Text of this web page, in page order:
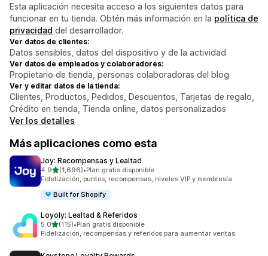
Esta aplicación necesita acceso a los siguientes datos para
funcionar en tu tienda. Obtén más información en la política de
privacidad del desarrollador.
Ver datos de clientes:
Datos sensibles, datos del dispositivo y de la actividad
Ver datos de empleados y colaboradores:
Propietario de tienda, personas colaboradoras del blog
Ver y editar datos de la tienda:
Clientes, Productos, Pedidos, Descuentos, Tarjetas de regalo,
Crédito en tienda, Tienda online, datos personalizados
Ver los detalles
Más aplicaciones como esta
Joy: Recompensas y Lealtad
4.9de 5 estrellas
(1,696)
1696 reseñas en total
•Plan gratis disponible
Fidelización, puntos, recompensas, niveles VIP y membresía
Built for Shopify
Loyoly: Lealtad & Referidos
5.0de 5 estrellas
(115)
115 reseñas en total
•Plan gratis disponible
Fidelización, recompensas y referidos para aumentar ventas